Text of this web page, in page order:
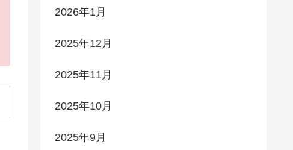
2026年1月
2025年12月
2025年11月
2025年10月
2025年9月